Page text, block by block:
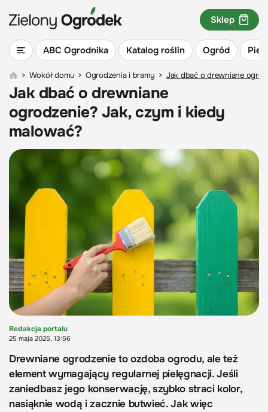
ABC Ogrodnika Katalog roślin Ogród
Sklep
> Wokół domu > Ogrodzenia i bramy > Jak dbać o drewniane
Jak dbać o drewniane
ogrodzenie? Jak, czym i kiedy
malować?
Redakcja portalu
25 maja 2025, 13:56
Drewniane ogrodzenie to ozdoba ogrodu, ale też
element wymagający regularnej pielęgnacji. Jeśli
zaniedbasz jego konserwację, szybko straci kolor,
nasiąknie wodą i zacznie butwieć. Jak więc